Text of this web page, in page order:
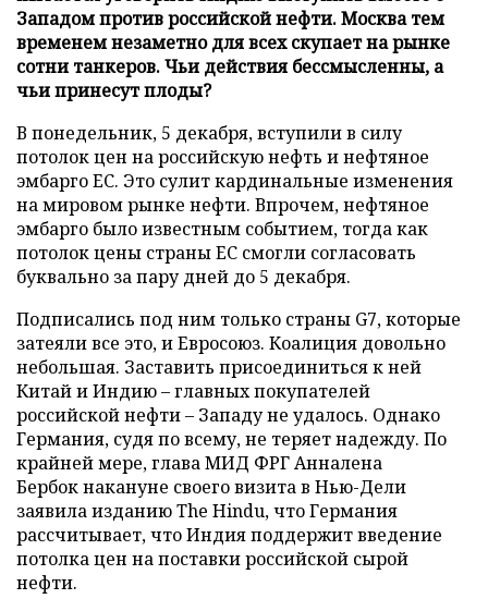
Западом против российской нефти. Москва тем
временем незаметно для всех скупает на рынке
сотни танкеров. Чьи действия бессмысленны, а
чьи принесут плоды?
В понедельник, 5 декабря, вступили в силу
потолок цен на российскую нефть и нефтяное
эмбарго ЕС. Это сулит кардинальные изменения
на мировом рынке нефти. Впрочем, нефтяное
эмбарго было известным событием, тогда как
потолок цены страны ЕС смогли согласовать
буквально за пару дней до 5 декабря.
Подписались под ним только страны G7, которые
затеяли все это, и Евросоюз. Коалиция довольно
небольшая. Заставить присоединиться к ней
Китай и Индию – главных покупателей
российской нефти – Западу не удалось. Однако
Германия, судя по всему, не теряет надежду. По
крайней мере, глава МИД ФРГ Анналена
Бербок накануне своего визита в Нью-Дели
заявила изданию The Hindu, что Германия
рассчитывает, что Индия поддержит введение
потолка цен на поставки российской сырой
нефти.